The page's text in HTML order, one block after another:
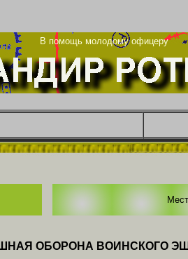
В помощь молодому офицеру
ОБОРОНА ВОИНСКОГО